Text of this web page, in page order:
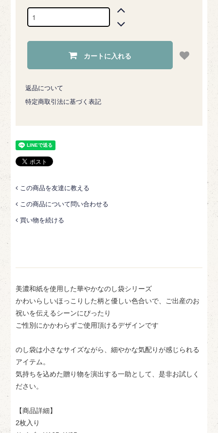
カートに入れる
返品について
特定商取引法に基づく表記
この商品を友達に教える
この商品について問い合わせる
買い物を続ける
美濃和紙を使用した華やかなのし袋シリーズ
かわいらしいほっこりした柄と優しい色合いで、ご出産のお
祝いを伝えるシーンにぴったり
ご性別にかかわらずご使用頂けるデザインです
のし袋は小さなサイズながら、細やかな気配りが感じられる
アイテム。
気持ちを込めた贈り物を演出する一助として、是非お試しく
ださい。
【商品詳細】
2枚入り